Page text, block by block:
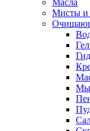
Масла
Мисты и